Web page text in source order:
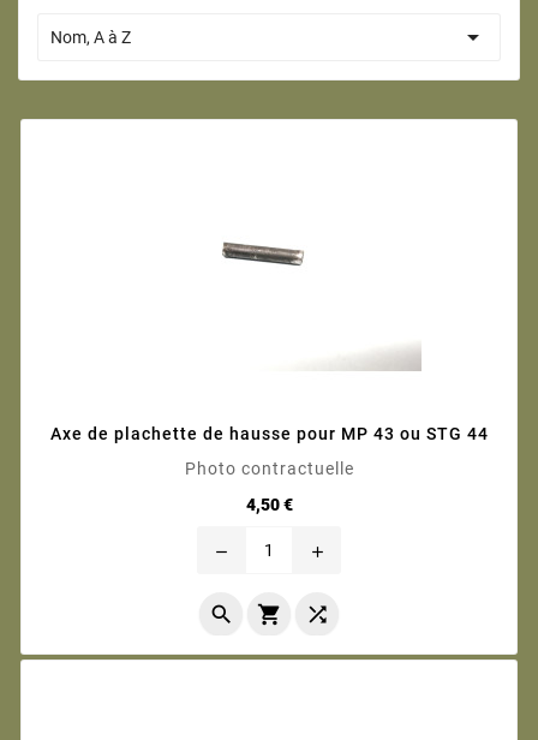
Nom, A à Z 
Axe de plachette de hausse pour MP 43 ou STG 44
Photo contractuelle
4,50 €Prix
remove add
  